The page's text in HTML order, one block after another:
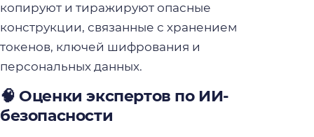
копируют и тиражируют опасные
конструкции, связанные с хранением
токенов, ключей шифрования и
персональных данных.
🧠 Оценки экспертов по ИИ-
безопасности